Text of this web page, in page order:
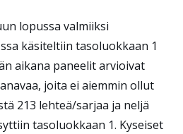
lopussa valmiiksi
käsiteltiin tasoluokkaan 1
aikana paneelit arvioivat
joita ei aiemmin ollut
213 lehteä/sarjaa ja neljä
tasoluokkaan 1. Kyseiset